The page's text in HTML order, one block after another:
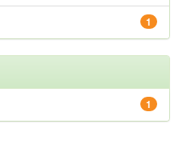
1
1